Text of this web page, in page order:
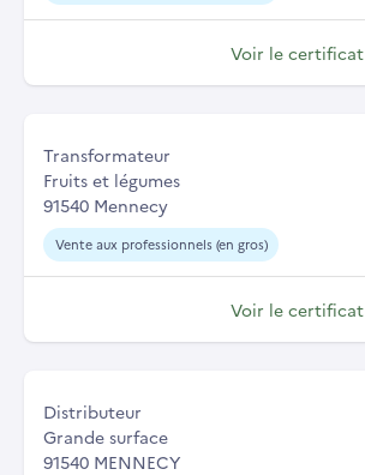
Voir le certificat
Transformateur
Fruits et légumes
91540 Mennecy
Vente aux professionnels (en gros)
Voir le certificat
Distributeur
Grande surface
91540 MENNECY